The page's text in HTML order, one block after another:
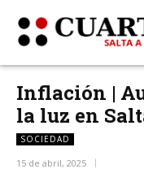
Inflación |
la luz en
SOCIEDAD
15 de abril, 2025